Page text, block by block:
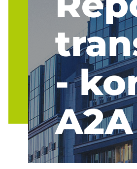
-
A2A